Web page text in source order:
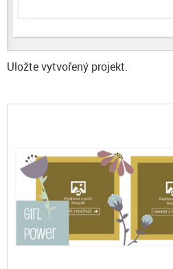
Uložte vytvořený projekt.